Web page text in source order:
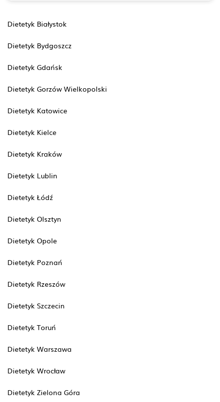
Dietetyk Białystok
Dietetyk Bydgoszcz
Dietetyk Gdańsk
Dietetyk Gorzów Wielkopolski
Dietetyk Katowice
Dietetyk Kielce
Dietetyk Kraków
Dietetyk Lublin
Dietetyk Łódź
Dietetyk Olsztyn
Dietetyk Opole
Dietetyk Poznań
Dietetyk Rzeszów
Dietetyk Szczecin
Dietetyk Toruń
Dietetyk Warszawa
Dietetyk Wrocław
Dietetyk Zielona Góra